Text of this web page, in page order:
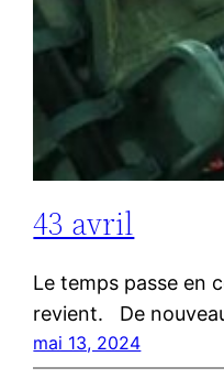
43 avril
Le temps passe en
revient. De
mai 13, 2024